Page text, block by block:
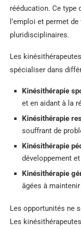
rééducation. Ce type
l’emploi et permet
pluridisciplinaires.
Les
spécialiser dans
Kinésithérapie
et en aidant à la
Kinésithérapie
souffrant de
Kinésithérapie
développement
Kinésithérapie
âgées à
Les opportunités ne
Les